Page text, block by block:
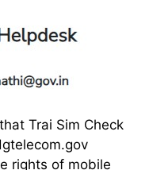
Trai Sim Check
rights of mobile